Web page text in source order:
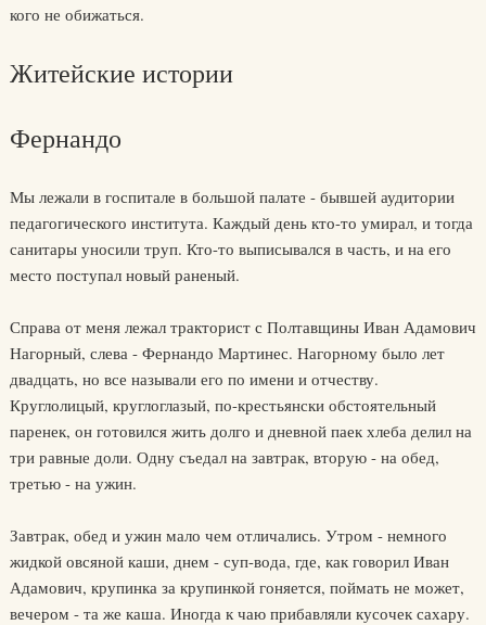
кого не обижаться.
Житейские истории
Фернандо
Мы лежали в госпитале в большой палате - бывшей аудитории
педагогического института. Каждый день кто-то умирал, и тогда
санитары уносили труп. Кто-то выписывался в часть, и на его
место поступал новый раненый.
Справа от меня лежал тракторист с Полтавщины Иван Адамович
Нагорный, слева - Фернандо Мартинес. Нагорному было лет
двадцать, но все называли его по имени и отчеству.
Круглолицый, круглоглазый, по-крестьянски обстоятельный
паренек, он готовился жить долго и дневной паек хлеба делил на
три равные доли. Одну съедал на завтрак, вторую - на обед,
третью - на ужин.
Завтрак, обед и ужин мало чем отличались. Утром - немного
жидкой овсяной каши, днем - суп-вода, где, как говорил Иван
Адамович, крупинка за крупинкой гоняется, поймать не может,
вечером - та же каша. Иногда к чаю прибавляли кусочек сахару.